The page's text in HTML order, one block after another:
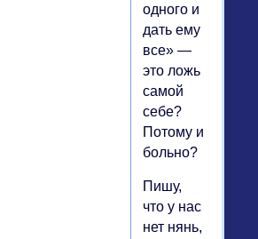
одного и
дать ему
все» —
это ложь
самой
себе?
Потому и
больно?
Пишу,
что у нас
нет нянь,